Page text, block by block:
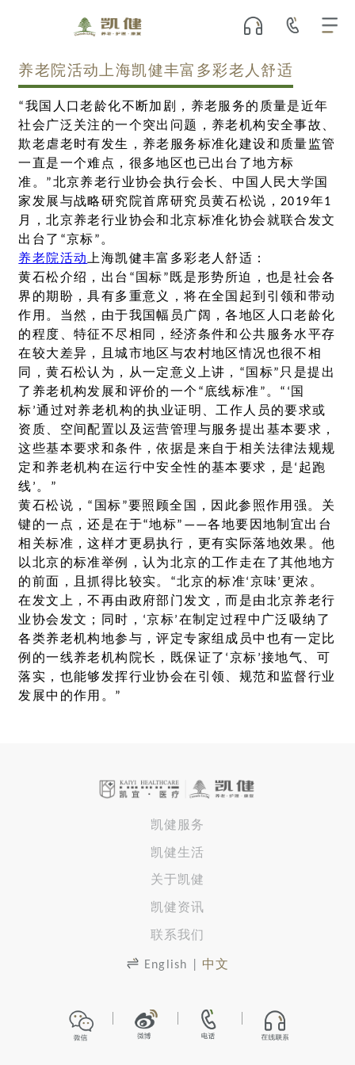
养老院活动上海凯健丰富多彩老人舒适
“我国人口老龄化不断加剧，养老服务的质量是近年
社会广泛关注的一个突出问题，养老机构安全事故、
欺老虐老时有发生，养老服务标准化建设和质量监管
一直是一个难点，很多地区也已出台了地方标
准。”北京养老行业协会执行会长、中国人民大学国
家发展与战略研究院首席研究员黄石松说，2019年1
月，北京养老行业协会和北京标准化协会就联合发文
出台了“京标”。
养老院活动上海凯健丰富多彩老人舒适：
黄石松介绍，出台“国标”既是形势所迫，也是社会各
界的期盼，具有多重意义，将在全国起到引领和带动
作用。当然，由于我国幅员广阔，各地区人口老龄化
的程度、特征不尽相同，经济条件和公共服务水平存
在较大差异，且城市地区与农村地区情况也很不相
同，黄石松认为，从一定意义上讲，“国标”只是提出
了养老机构发展和评价的一个“底线标准”。“‘国
标’通过对养老机构的执业证明、工作人员的要求或
资质、空间配置以及运营管理与服务提出基本要求，
这些基本要求和条件，依据是来自于相关法律法规规
定和养老机构在运行中安全性的基本要求，是‘起跑
线’。”
黄石松说，“国标”要照顾全国，因此参照作用强。关
键的一点，还是在于“地标”——各地要因地制宜出台
相关标准，这样才更易执行，更有实际落地效果。他
以北京的标准举例，认为北京的工作走在了其他地方
的前面，且抓得比较实。“北京的标准‘京味’更浓。
在发文上，不再由政府部门发文，而是由北京养老行
业协会发文；同时，‘京标’在制定过程中广泛吸纳了
各类养老机构地参与，评定专家组成员中也有一定比
例的一线养老机构院长，既保证了‘京标’接地气、可
落实，也能够发挥行业协会在引领、规范和监督行业
发展中的作用。”
凯健服务
凯健生活
关于凯健
凯健资讯
联系我们
English 中文